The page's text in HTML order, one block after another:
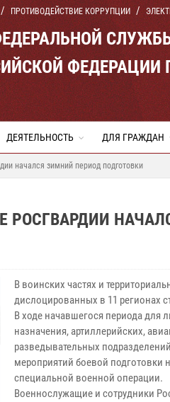
ПРОТИВОДЕЙСТВИЕ КОРРУПЦИИ
ФЕДЕРАЦИИ
ДЕЯТЕЛЬНОСТЬ ДЛЯ ГРАЖДАН
начался зимний период подготовки
РОСГВАРДИИ
В воинских частях и
дислоцированных в 11 регионах
В ходе начавшегося периода для
назначения, артиллерийских,
разведывательных
мероприятий боевой подготовки
специальной военной операции.
Военнослужащие и сотрудники